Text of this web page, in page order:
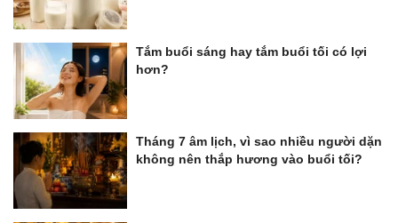
Tắm buổi sáng hay tắm buổi tối có lợi
hơn?
Tháng 7 âm lịch, vì sao nhiều người dặn
không nên thắp hương vào buổi tối?